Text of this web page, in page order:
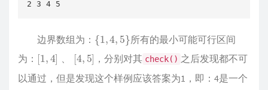
2 3 4 5
边界数组为： {1, ,5 }
所有的最小可能可行区间
为：
、
[1 ]、 4, 5 ，分别对其 check() 之后发现都不可
以通过，但是发现这个样例应该答案为1，即：4是一个